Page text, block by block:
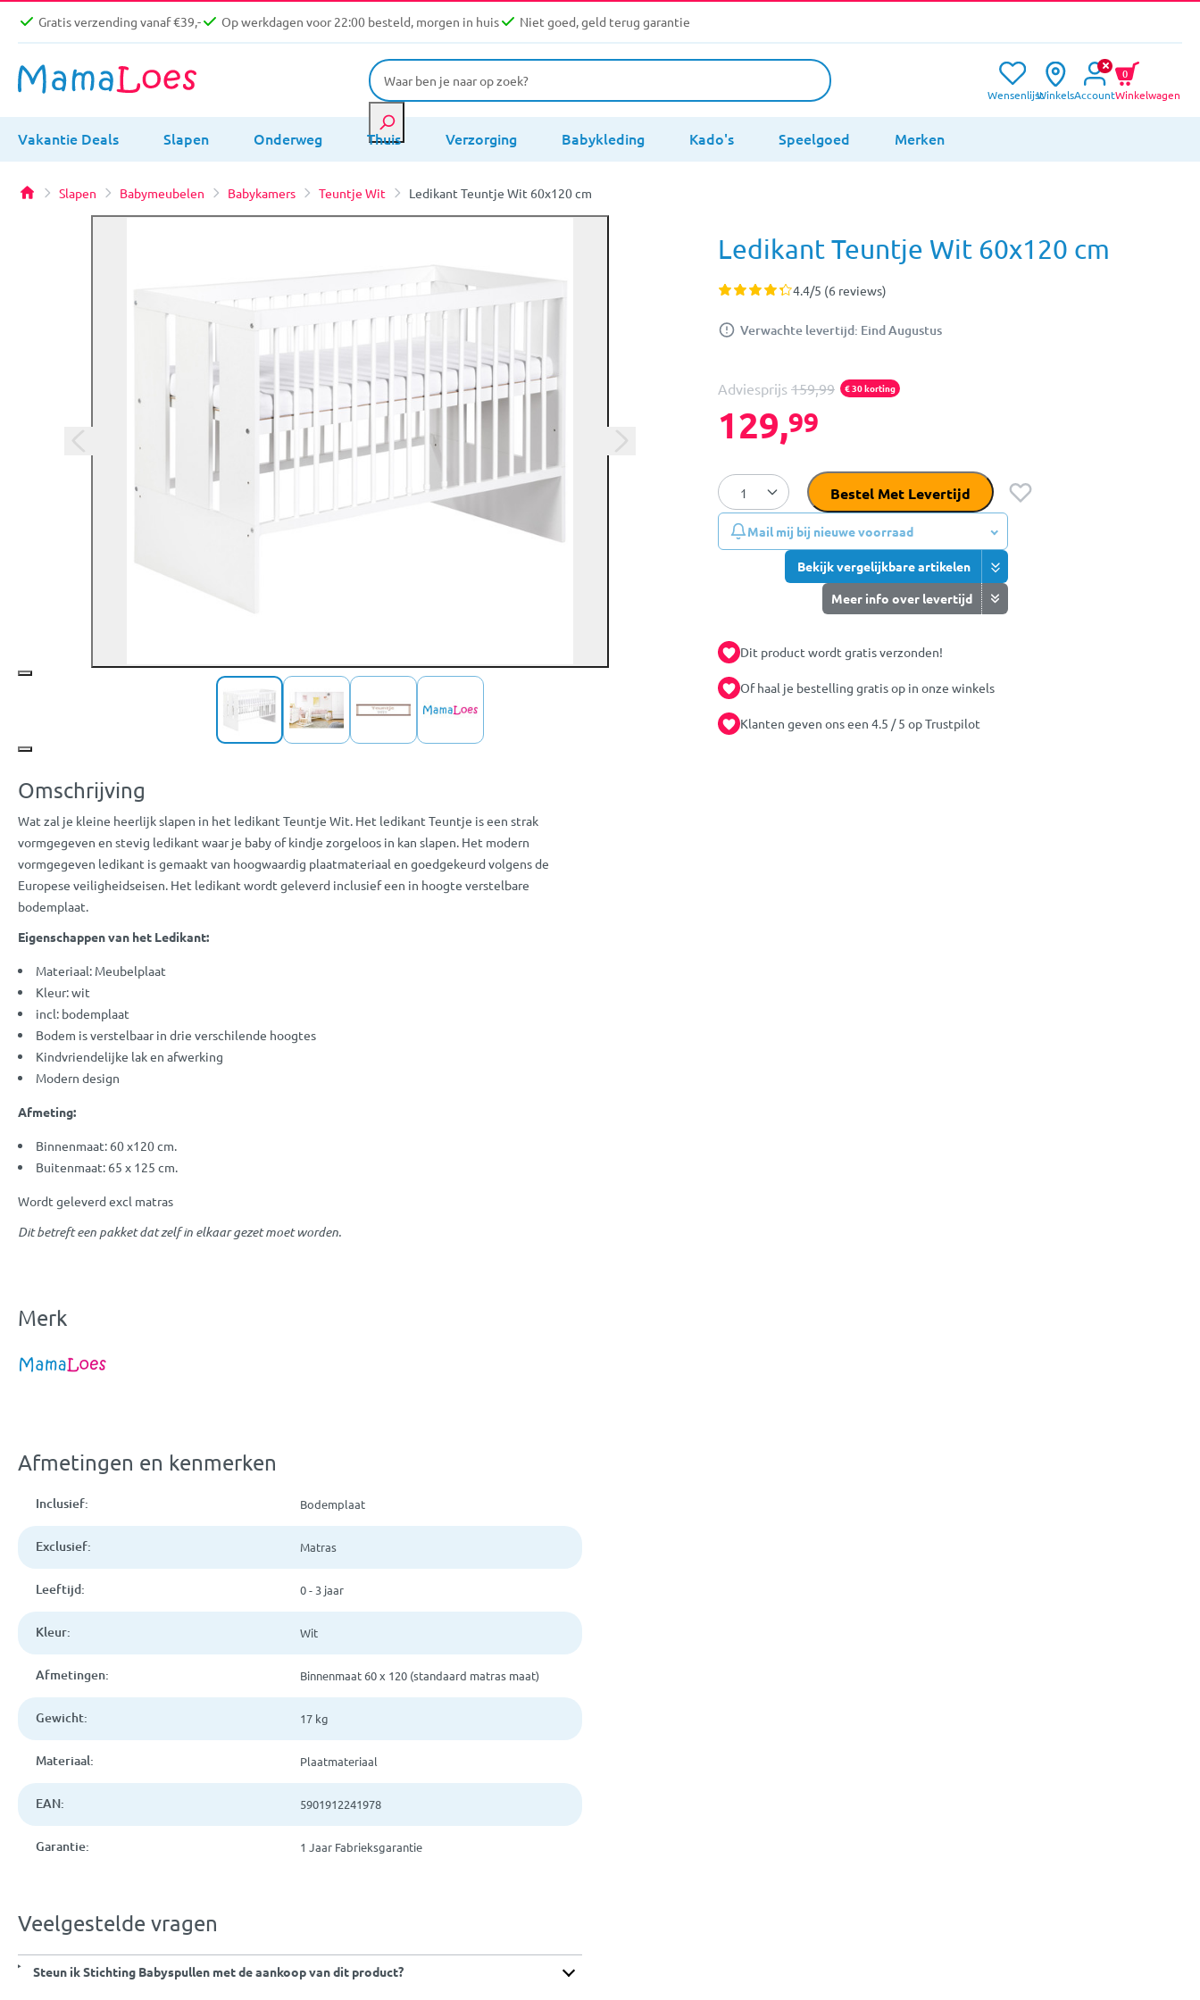
Gratis verzending vanaf €39,- Op werkdagen voor 22:00 besteld, morgen in huis Niet goed, geld terug garantie
WensenlijstWinkelsAccountWinkelwagen
0
Vakantie Deals Slapen Onderweg Thuis Verzorging Babykleding Kado's Speelgoed Merken
Slapen Babymeubelen Babykamers Teuntje Wit Ledikant Teuntje Wit 60x120 cm
Ledikant Teuntje Wit 60x120 cm
4.4/5 (6 reviews)
Verwachte levertijd: Eind Augustus
Adviesprijs 159,99 € 30 korting
129,99
Bestel Met Levertijd
Mail mij bij nieuwe voorraad
Bekijk vergelijkbare artikelen
Meer info over levertijd
Dit product wordt gratis verzonden!
Of haal je bestelling gratis op in onze winkels
Klanten geven ons een 4.5 / 5 op Trustpilot
Omschrijving
Wat zal je kleine heerlijk slapen in het ledikant Teuntje Wit. Het ledikant Teuntje is een strak
vormgegeven en stevig ledikant waar je baby of kindje zorgeloos in kan slapen. Het modern
vormgegeven ledikant is gemaakt van hoogwaardig plaatmateriaal en goedgekeurd volgens de
Europese veiligheidseisen. Het ledikant wordt geleverd inclusief een in hoogte verstelbare
bodemplaat.
Eigenschappen van het Ledikant:
Materiaal: Meubelplaat
Kleur: wit
incl: bodemplaat
Bodem is verstelbaar in drie verschilende hoogtes
Kindvriendelijke lak en afwerking
Modern design
Afmeting:
Binnenmaat: 60 x120 cm.
Buitenmaat: 65 x 125 cm.
Wordt geleverd excl matras
Dit betreft een pakket dat zelf in elkaar gezet moet worden.
Merk
Afmetingen en kenmerken
Inclusief: Bodemplaat
Exclusief: Matras
Leeftijd: 0 - 3 jaar
Kleur: Wit
Afmetingen: Binnenmaat 60 x 120 (standaard matras maat)
Gewicht: 17 kg
Materiaal: Plaatmateriaal
EAN: 5901912241978
Garantie: 1 Jaar Fabrieksgarantie
Veelgestelde vragen
Steun ik Stichting Babyspullen met de aankoop van dit product?